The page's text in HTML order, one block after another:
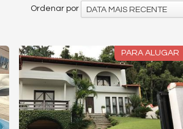
Ordenar por DATA MAIS RECENTE
PARA ALUGAR